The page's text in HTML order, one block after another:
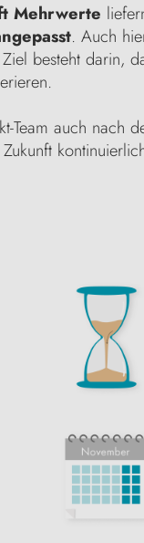
Mehrwerte
. Auch
besteht darin,
Team auch nach